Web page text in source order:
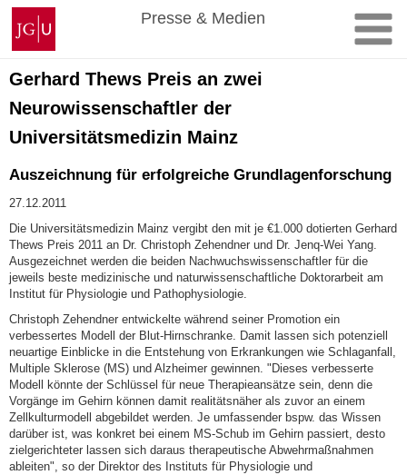
Zum
Inhalt
springen
Johannes
Gutenberg-
Universität
Mainz
Presse & Medien
Gerhard Thews Preis an zwei
Neurowissenschaftler der
Universitätsmedizin Mainz
Auszeichnung für erfolgreiche Grundlagenforschung
27.12.2011
Die Universitätsmedizin Mainz vergibt den mit je €1.000 dotierten Gerhard
Thews Preis 2011 an Dr. Christoph Zehendner und Dr. Jenq-Wei Yang.
Ausgezeichnet werden die beiden Nachwuchswissenschaftler für die
jeweils beste medizinische und naturwissenschaftliche Doktorarbeit am
Institut für Physiologie und Pathophysiologie.
Christoph Zehendner entwickelte während seiner Promotion ein
verbessertes Modell der Blut-Hirnschranke. Damit lassen sich potenziell
neuartige Einblicke in die Entstehung von Erkrankungen wie Schlaganfall,
Multiple Sklerose (MS) und Alzheimer gewinnen. "Dieses verbesserte
Modell könnte der Schlüssel für neue Therapieansätze sein, denn die
Vorgänge im Gehirn können damit realitätsnäher als zuvor an einem
Zellkulturmodell abgebildet werden. Je umfassender bspw. das Wissen
darüber ist, was konkret bei einem MS-Schub im Gehirn passiert, desto
zielgerichteter lassen sich daraus therapeutische Abwehrmaßnahmen
ableiten", so der Direktor des Instituts für Physiologie und